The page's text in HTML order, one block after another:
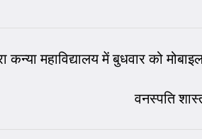
कन्या महाविद्यालय में बुधवार को
वनस्पति